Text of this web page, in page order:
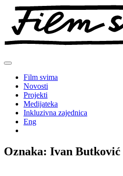
Preskoči
sadržaj
Film svima
Novosti
Projekti
Medijateka
Inkluzivna zajednica
Eng
Oznaka: Ivan Butković